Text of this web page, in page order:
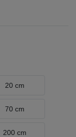
20 cm
70 cm
200 cm